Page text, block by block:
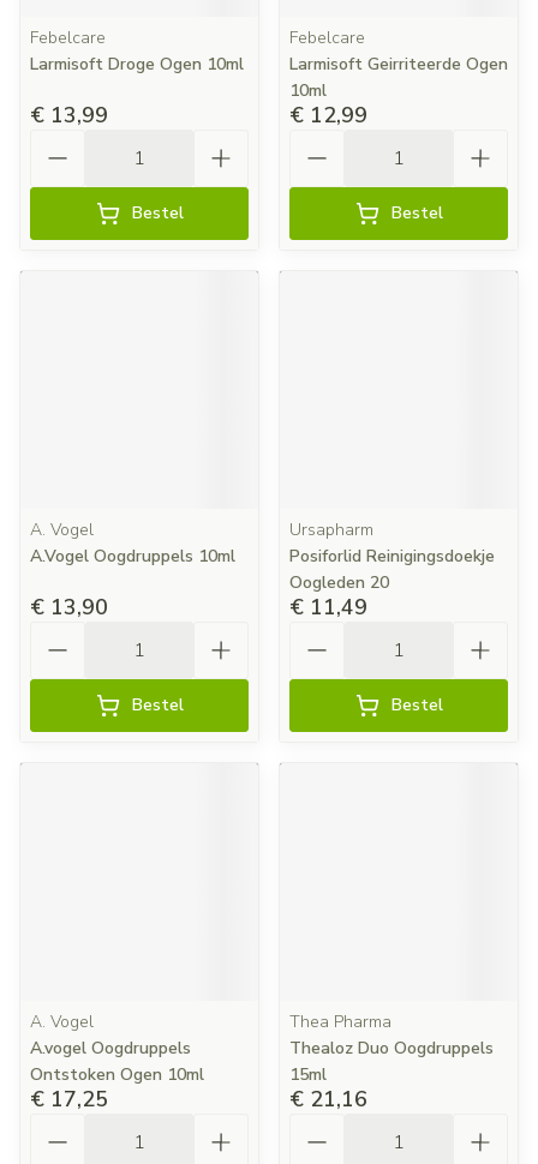
Febelcare
Larmisoft Droge Ogen 10ml
€ 13,99
Bestel
Febelcare
Larmisoft Geirriteerde Ogen
10ml
€ 12,99
Bestel
A. Vogel
A.Vogel Oogdruppels 10ml
€ 13,90
Bestel
Ursapharm
Posiforlid Reinigingsdoekje
Oogleden 20
€ 11,49
Bestel
A. Vogel
A.vogel Oogdruppels
Ontstoken Ogen 10ml
€ 17,25
Thea Pharma
Thealoz Duo Oogdruppels
15ml
€ 21,16